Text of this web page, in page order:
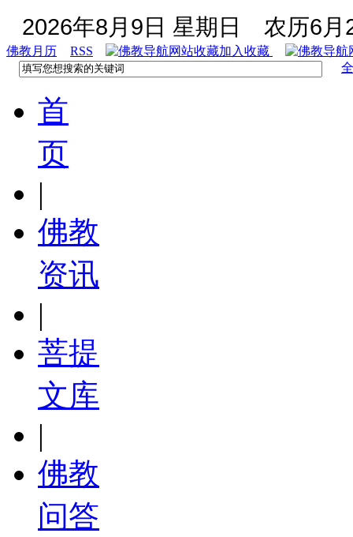
2026年8月9日 星期日 农历6月
佛教月历 RSS
加入收藏
首
页
|
佛教
资讯
|
菩提
文库
|
佛教
问答